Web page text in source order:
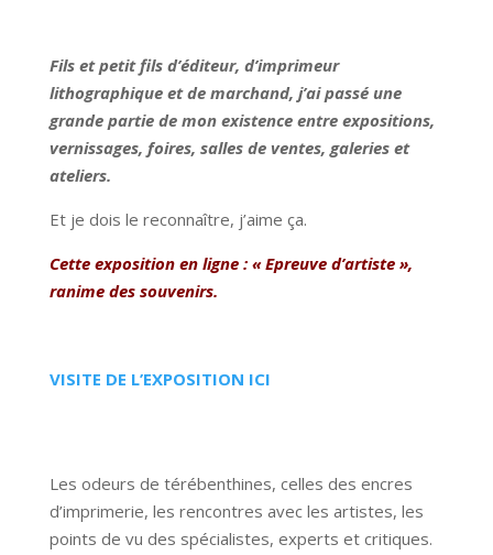
Fils et petit fils d’éditeur, d’imprimeur
lithographique et de marchand, j’ai passé une
grande partie de mon existence entre expositions,
vernissages, foires, salles de ventes, galeries et
ateliers.
Et je dois le reconnaître, j’aime ça.
Cette exposition en ligne : « Epreuve d’artiste »,
ranime des souvenirs.
VISITE DE L’EXPOSITION ICI
Les odeurs de térébenthines, celles des encres
d’imprimerie, les rencontres avec les artistes, les
points de vu des spécialistes, experts et critiques.